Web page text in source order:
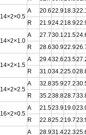
14×2×0.5
A 20.622.918.3
R
21.924.2 18.9
14×2×1.0
A 27.730.121.5
R
28.630.922.9
14×2×1.5
A 29.432.623.5
R
31.034.225.0
14×2×2.5
A 32.835.927.2
R
35.238.828.7
16×2×0.5
A 21.523.919.0
R
22.825.2 19.7
A 28.931.422.3